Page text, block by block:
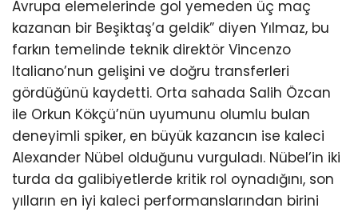
Avrupa elemelerinde gol yemeden üç maç
kazanan bir Beşiktaş’a geldik” diyen Yılmaz, bu
farkın temelinde teknik direktör Vincenzo
Italiano’nun gelişini ve doğru transferleri
gördüğünü kaydetti. Orta sahada Salih Özcan
ile Orkun Kökçü’nün uyumunu olumlu bulan
deneyimli spiker, en büyük kazancın ise kaleci
Alexander Nübel olduğunu vurguladı. Nübel’in iki
turda da galibiyetlerde kritik rol oynadığını, son
yılların en iyi kaleci performanslarından birini